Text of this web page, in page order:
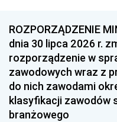
ROZPORZĄDZENIE
dnia 30 lipca 2026 r.
rozporządzenie w
zawodowych wraz z
do nich zawodami
klasyfikacji zawodów
branżowego